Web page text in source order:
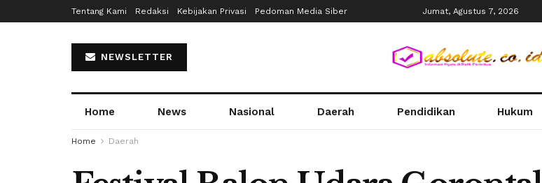
Tentang Kami Redaksi Kebijakan Privasi Pedoman Media Siber Jumat, Agustus 7, 2026
NEWSLETTER
Home News Nasional Daerah Pendidikan Hukum
Home Daerah